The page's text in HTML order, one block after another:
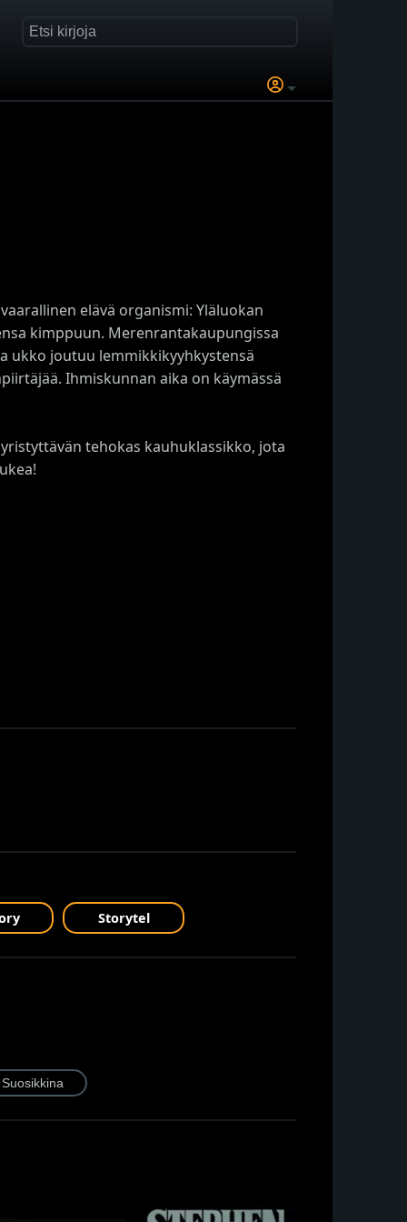
elävä organismi: Yläluokan
kimppuun. Merenrantakaupungissa
ukko joutuu lemmikkikyyhkystensä
Ihmiskunnan aika on käymässä
tehokas kauhuklassikko, jota
Storytel